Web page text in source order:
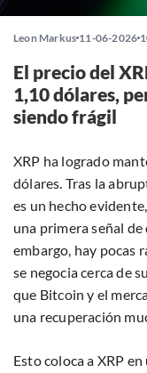
Leon Markus 11-06-2026
El precio del
1,10 dólares,
siendo frágil
XRP ha logrado
dólares. Tras la
es un hecho
una primera señal de
embargo, hay pocas
se negocia cerca de
que Bitcoin y el
una recuperación
Esto coloca a XRP